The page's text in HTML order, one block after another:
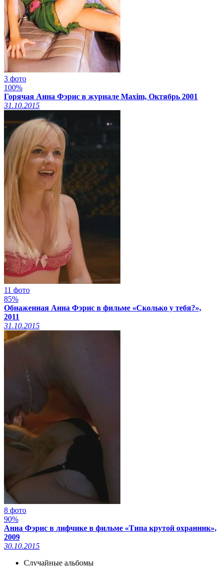
3 фото
100%
Горячая Анна Фэрис в журнале Maxim, Октябрь 2001
31.10.2015
11 фото
85%
Обнаженная Анна Фэрис в фильме «Сколько у тебя?»,
2011
31.10.2015
8 фото
90%
Анна Фэрис в лифчике в фильме «Типа крутой охранник»,
2009
30.10.2015
Случайные альбомы